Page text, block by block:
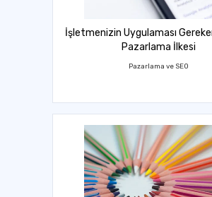
İşletmenizin Uygulaması
Pazarlama İlkesi
Pazarlama ve SEO